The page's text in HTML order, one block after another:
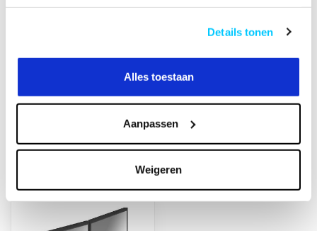
Details tonen
Alles toestaan
Aanpassen
Weigeren
Heeft u een vraag over dit product?
Of heeft u hulp nodig bij het bestellen? Neem
info@neomounts24.nlof+31 368487320. We